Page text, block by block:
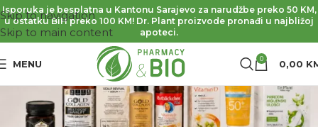
Skip to navigation
Skip to main content
Isporuka je besplatna u Kantonu Sarajevo za narudžbe preko 50 KM,
u ostatku BiH preko 100 KM! Dr. Plant proizvode pronađi u najbližoj
apoteci.
MENU 0 0,00